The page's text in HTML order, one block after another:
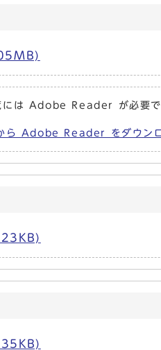
には Adobe Reader が必要で
ら Adobe Reader をダウンロ